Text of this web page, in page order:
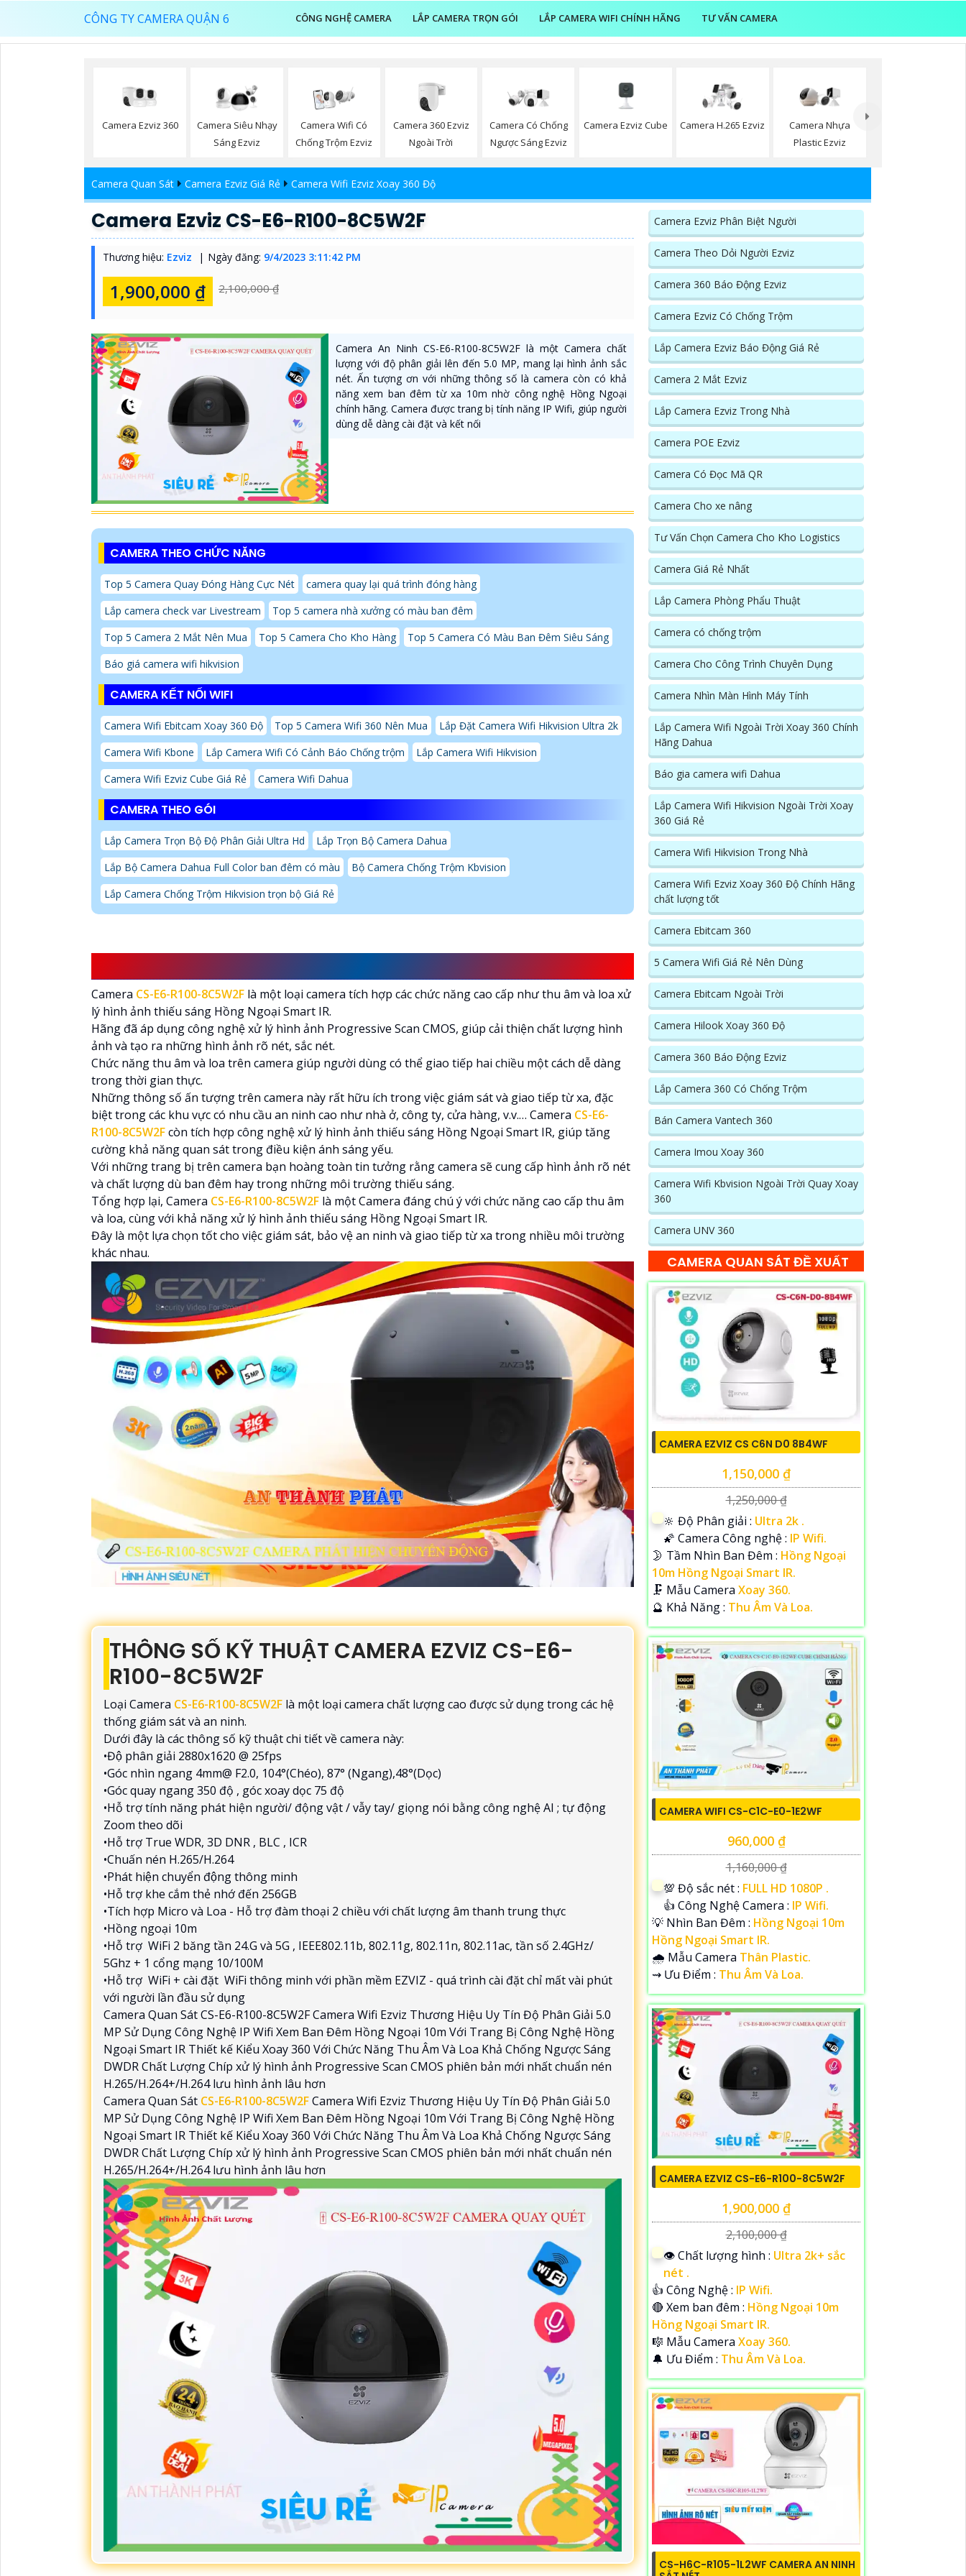
CÔNG TY CAMERA QUẬN 6 CÔNG NGHỆ CAMERA LẮP CAMERA TRỌN GÓI LẮP CAMERA WIFI CHÍNH HÃNG TƯ VẤN CAMERA
Camera Ezviz 360
Camera Siêu Nhạy
Sáng Ezviz
Camera Wifi Có
Chống Trộm Ezviz
Camera 360 Ezviz
Ngoài Trời
Camera Có Chống
Ngược Sáng Ezviz
Camera Ezviz Cube Camera H.265 Ezviz
Camera Nhựa
Plastic Ezviz
Camera Quan Sát Camera Ezviz Giá Rẻ Camera Wifi Ezviz Xoay 360 Độ
Camera Ezviz CS-E6-R100-8C5W2F
Thương hiệu: Ezviz Ngày đăng: 9/4/2023 3:11:42 PM
1,900,000 ₫ 2,100,000 ₫
Camera An Ninh CS-E6-R100-8C5W2F là một Camera chất
lượng với độ phân giải lên đến 5.0 MP, mang lại hình ảnh sắc
nét. Ấn tượng ơn với những thông số là camera còn có khả
năng xem ban đêm từ xa 10m nhờ công nghệ Hồng Ngoại
chính hãng. Camera được trang bị tính năng IP Wifi, giúp người
dùng dễ dàng cài đặt và kết nối
CAMERA THEO CHỨC NĂNG
Top 5 Camera Quay Đóng Hàng Cực Nét
camera quay lại quá trình đóng hàng
Lắp camera check var Livestream
Top 5 camera nhà xưởng có màu ban đêm
Top 5 Camera 2 Mắt Nên Mua
Top 5 Camera Cho Kho Hàng
Top 5 Camera Có Màu Ban Đêm Siêu Sáng
Báo giá camera wifi hikvision
CAMERA KẾT NỐI WIFI
Camera Wifi Ebitcam Xoay 360 Độ Top 5 Camera Wifi 360 Nên Mua
Lắp Đặt Camera Wifi Hikvision Ultra 2k
Camera Wifi Kbone
Lắp Camera Wifi Có Cảnh Báo Chống trộm
Lắp Camera Wifi Hikvision
Camera Wifi Ezviz Cube Giá Rẻ
Camera Wifi Dahua
CAMERA THEO GÓI
Lắp Camera Trọn Bộ Độ Phân Giải Ultra Hd
Lắp Trọn Bộ Camera Dahua
Lắp Bộ Camera Dahua Full Color ban đêm có màu
Bộ Camera Chống Trộm Kbvision
Lắp Camera Chống Trộm Hikvision trọn bộ Giá Rẻ
Camera CS-E6-R100-8C5W2F là một loại camera tích hợp các chức năng cao cấp như thu âm và loa xử
lý hình ảnh thiếu sáng Hồng Ngoại Smart IR.
Hãng đã áp dụng công nghệ xử lý hình ảnh Progressive Scan CMOS, giúp cải thiện chất lượng hình
ảnh và tạo ra những hình ảnh rõ nét, sắc nét.
Chức năng thu âm và loa trên camera giúp người dùng có thể giao tiếp hai chiều một cách dễ dàng
trong thời gian thực.
Những thông số ấn tượng trên camera này rất hữu ích trong việc giám sát và giao tiếp từ xa, đặc
biệt trong các khu vực có nhu cầu an ninh cao như nhà ở, công ty, cửa hàng, v.v.… Camera CS-E6-
R100-8C5W2Fcòn tích hợp công nghệ xử lý hình ảnh thiếu sáng Hồng Ngoại Smart IR, giúp tăng
cường khả năng quan sát trong điều kiện ánh sáng yếu.
Với những trang bị trên camera bạn hoàng toàn tin tưởng rằng camera sẽ cung cấp hình ảnh rõ nét
và chất lượng dù ban đêm hay trong những môi trường thiếu sáng.
Tổng hợp lại, Camera CS-E6-R100-8C5W2F là một Camera đáng chú ý với chức năng cao cấp thu âm
và loa, cùng với khả năng xử lý hình ảnh thiếu sáng Hồng Ngoại Smart IR.
Đây là một lựa chọn tốt cho việc giám sát, bảo vệ an ninh và giao tiếp từ xa trong nhiều môi trường
khác nhau.
THÔNG SỐ KỸ THUẬT CAMERA EZVIZ CS-E6-
R100-8C5W2F
Loại Camera CS-E6-R100-8C5W2F là một loại camera chất lượng cao được sử dụng trong các hệ
thống giám sát và an ninh.
Dưới đây là các thông số kỹ thuật chi tiết về camera này:
•Độ phân giải 2880x1620 @ 25fps
•Góc nhìn ngang 4mm@ F2.0, 104°(Chéo), 87° (Ngang),48°(Dọc)
•Góc quay ngang 350 độ , góc xoay dọc 75 độ
•Hỗ trợ tính năng phát hiện người/ động vật / vẫy tay/ giọng nói bằng công nghệ AI ; tự động
Zoom theo dõi
•Hỗ trợ True WDR, 3D DNR , BLC , ICR
•Chuấn nén H.265/H.264
•Phát hiện chuyển động thông minh
•Hỗ trợ khe cắm thẻ nhớ đến 256GB
•Tích hợp Micro và Loa - Hỗ trợ đàm thoại 2 chiều với chất lượng âm thanh trung thực
•Hồng ngoại 10m
•Hỗ trợ WiFi 2 băng tần 24.G và 5G , IEEE802.11b, 802.11g, 802.11n, 802.11ac, tần số 2.4GHz/
5Ghz + 1 cổng mạng 10/100M
•Hỗ trợ WiFi + cài đặt WiFi thông minh với phần mềm EZVIZ - quá trình cài đặt chỉ mất vài phút
với người lần đầu sử dụng
Camera Quan Sát CS-E6-R100-8C5W2F Camera Wifi Ezviz Thương Hiệu Uy Tín Độ Phân Giải 5.0
MP Sử Dụng Công Nghệ IP Wifi Xem Ban Đêm Hồng Ngoại 10m Với Trang Bị Công Nghệ Hồng
Ngoại Smart IR Thiết kế Kiểu Xoay 360 Với Chức Năng Thu Âm Và Loa Khả Chống Ngược Sáng
DWDR Chất Lượng Chíp xử lý hình ảnh Progressive Scan CMOS phiên bản mới nhất chuẩn nén
H.265/H.264+/H.264 lưu hình ảnh lâu hơn
Camera Quan Sát CS-E6-R100-8C5W2FCamera Wifi Ezviz Thương Hiệu Uy Tín Độ Phân Giải 5.0
MP Sử Dụng Công Nghệ IP Wifi Xem Ban Đêm Hồng Ngoại 10m Với Trang Bị Công Nghệ Hồng
Ngoại Smart IR Thiết kế Kiểu Xoay 360 Với Chức Năng Thu Âm Và Loa Khả Chống Ngược Sáng
DWDR Chất Lượng Chíp xử lý hình ảnh Progressive Scan CMOS phiên bản mới nhất chuẩn nén
H.265/H.264+/H.264 lưu hình ảnh lâu hơn
Camera Ezviz Phân Biệt Người
Camera Theo Dỏi Người Ezviz
Camera 360 Báo Động Ezviz
Camera Ezviz Có Chống Trộm
Lắp Camera Ezviz Báo Động Giá Rẻ
Camera 2 Mắt Ezviz
Lắp Camera Ezviz Trong Nhà
Camera POE Ezviz
Camera Có Đọc Mã QR
Camera Cho xe nâng
Tư Vấn Chọn Camera Cho Kho Logistics
Camera Giá Rẻ Nhất
Lắp Camera Phòng Phẩu Thuật
Camera có chống trộm
Camera Cho Công Trình Chuyên Dụng
Camera Nhìn Màn Hình Máy Tính
Lắp Camera Wifi Ngoài Trời Xoay 360 Chính
Hãng Dahua
Báo gia camera wifi Dahua
Lắp Camera Wifi Hikvision Ngoài Trời Xoay
360 Giá Rẻ
Camera Wifi Hikvision Trong Nhà
Camera Wifi Ezviz Xoay 360 Độ Chính Hãng
chất lượng tốt
Camera Ebitcam 360
5 Camera Wifi Giá Rẻ Nên Dùng
Camera Ebitcam Ngoài Trời
Camera Hilook Xoay 360 Độ
Camera 360 Báo Động Ezviz
Lắp Camera 360 Có Chống Trộm
Bán Camera Vantech 360
Camera Imou Xoay 360
Camera Wifi Kbvision Ngoài Trời Quay Xoay
360
Camera UNV 360
CAMERA QUAN SÁT ĐỀ XUẤT
CAMERA EZVIZ CS C6N D0 8B4WF
1,150,000 ₫
1,250,000 ₫
🔆 Độ Phân giải : Ultra 2k .
🌠 Camera Công nghệ : IP Wifi.
🌛 Tầm Nhìn Ban Đêm : Hồng Ngoại
10m Hồng Ngoại Smart IR.
🗜️ Mẫu Camera Xoay 360.
️🔮 Khả Năng : Thu Âm Và Loa.
CAMERA WIFI CS-C1C-E0-1E2WF
960,000 ₫
1,160,000 ₫
💯 Độ sắc nét : FULL HD 1080P .
👍 Công Nghệ Camera : IP Wifi.
💡 Nhìn Ban Đêm : Hồng Ngoại 10m
Hồng Ngoại Smart IR.
🌧️ Mẫu Camera Thân Plastic.
️⇝ Ưu Điểm : Thu Âm Và Loa.
CAMERA EZVIZ CS-E6-R100-8C5W2F
1,900,000 ₫
2,100,000 ₫
👁 Chất lượng hình : Ultra 2k+ sắc
nét .
👍 Công Nghệ : IP Wifi.
🔴 Xem ban đêm : Hồng Ngoại 10m
Hồng Ngoại Smart IR.
🎼️ Mẫu Camera Xoay 360.
️🔔 Ưu Điểm : Thu Âm Và Loa.
CS-H6C-R105-1L2WF CAMERA AN NINH